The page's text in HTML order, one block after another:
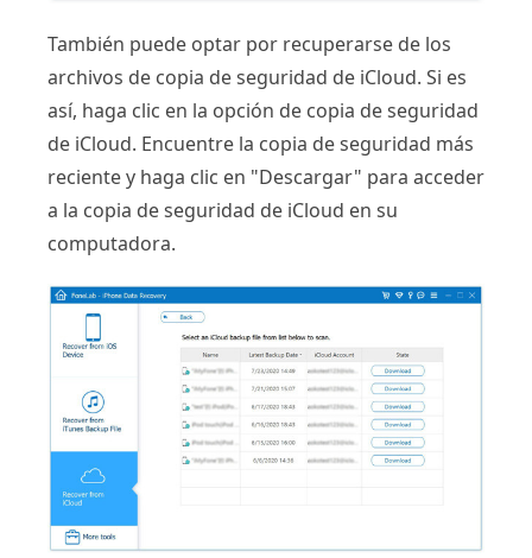
También puede optar por recuperarse de los
archivos de copia de seguridad de iCloud. Si es
así, haga clic en la opción de copia de seguridad
de iCloud. Encuentre la copia de seguridad más
reciente y haga clic en "Descargar" para acceder
a la copia de seguridad de iCloud en su
computadora.